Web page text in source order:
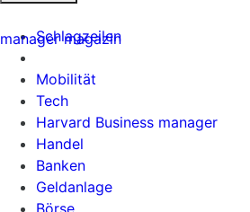
Schlagzeilen
Mobilität
Tech
Harvard Business manager
Handel
Banken
Geldanlage
Börse
manager magazin